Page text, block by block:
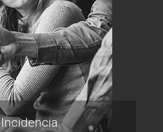
Incidencia